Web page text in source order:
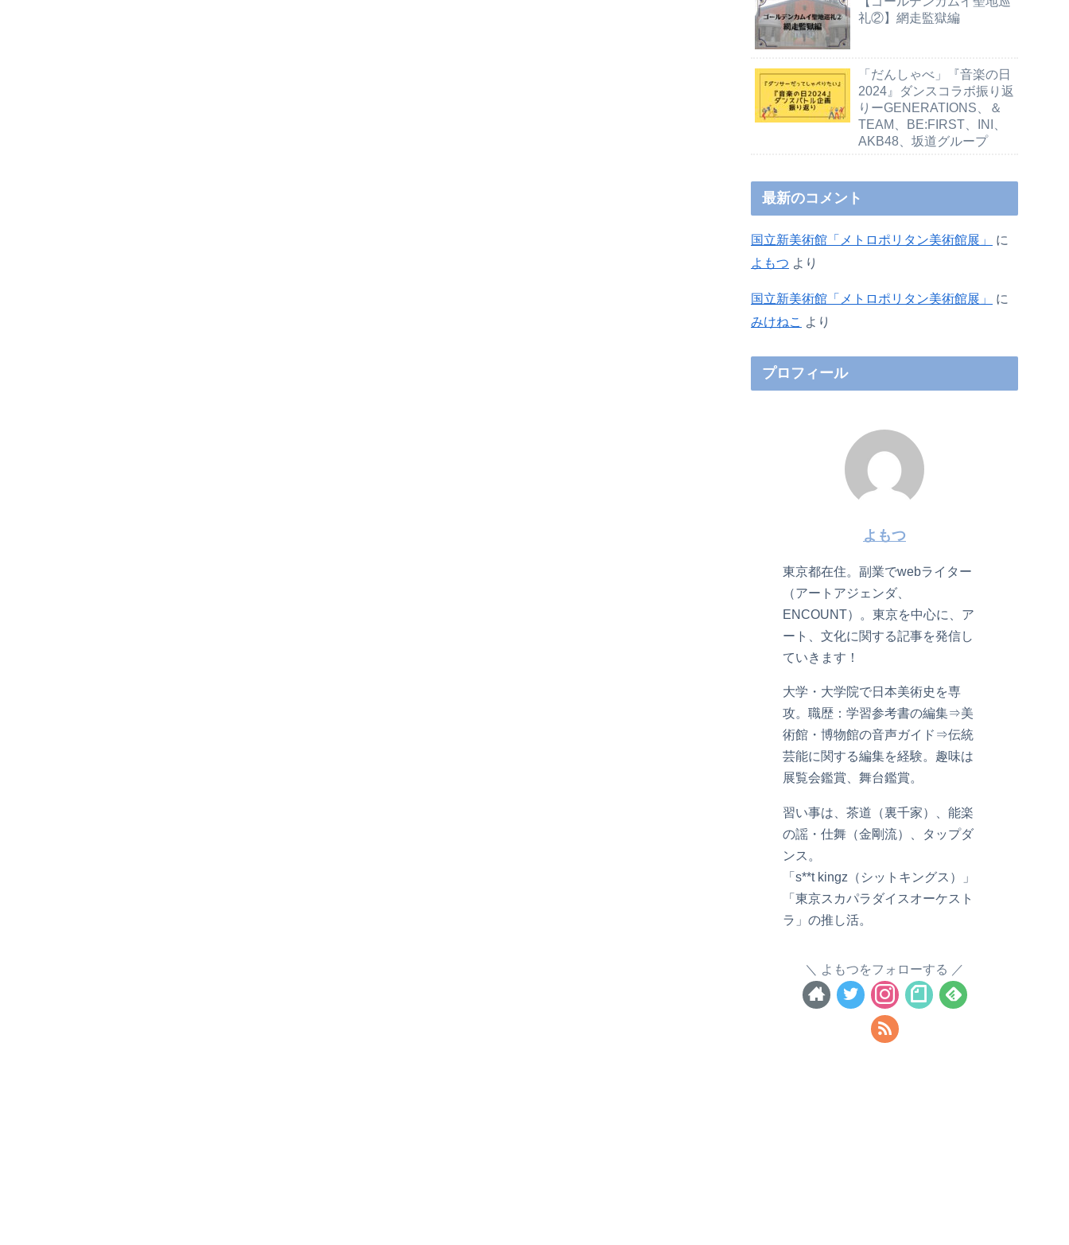
礼②】網走監獄編
「だんしゃべ」『音楽の日
2024』ダンスコラボ振り返
りーGENERATIONS、＆
TEAM、BE:FIRST、INI、
AKB48、坂道グループ
最新のコメント
国立新美術館「メトロポリタン美術館展」
に
よもつ より
国立新美術館「メトロポリタン美術館展」
に
みけねこ より
プロフィール
よもつ
東京都在住。副業でwebライター
（アートアジェンダ、
ENCOUNT）。東京を中心に、ア
ート、文化に関する記事を発信し
ていきます！
大学・大学院で日本美術史を専
攻。職歴：学習参考書の編集⇒美
術館・博物館の音声ガイド⇒伝統
芸能に関する編集を経験。趣味は
展覧会鑑賞、舞台鑑賞。
習い事は、茶道（裏千家）、能楽
の謡・仕舞（金剛流）、タップダ
ンス。
「s**t kingz（シットキングス）」
「東京スカパラダイスオーケスト
ラ」の推し活。
よもつをフォローする